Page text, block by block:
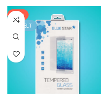
SALE
KIEMELT